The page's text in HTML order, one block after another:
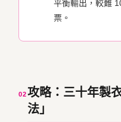
平衡輸出，較難
票。
02攻略：三十年製
法」